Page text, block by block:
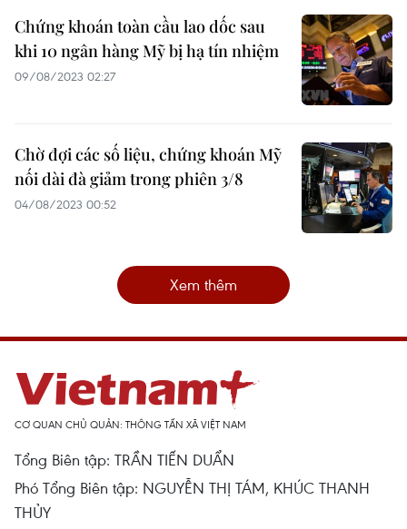
Chứng khoán toàn cầu lao dốc sau
khi 10 ngân hàng Mỹ bị hạ tín nhiệm
09/08/2023 02:27
Chờ đợi các số liệu, chứng khoán Mỹ
nối dài đà giảm trong phiên 3/8
04/08/2023 00:52
Xem thêm
CƠ QUAN CHỦ QUẢN: THÔNG TẤN XÃ VIỆT NAM
Tổng Biên tập: TRẦN TIẾN DUẨN
Phó Tổng Biên tập: NGUYỄN THỊ TÁM, KHÚC THANH
THỦY